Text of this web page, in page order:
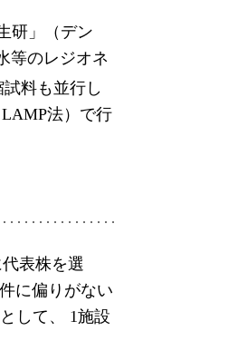
研」（デン
等のレジオネ
料も並行し
法）で行
表株を選
に偏りがない
して、 1施設